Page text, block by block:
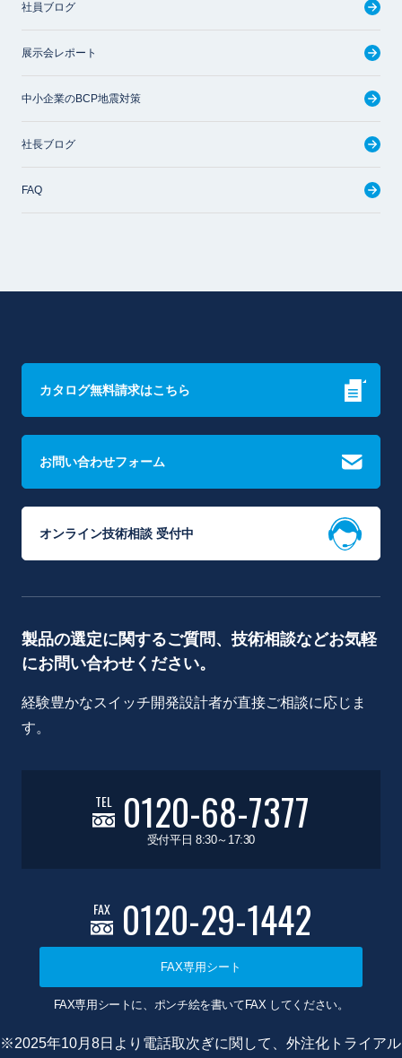
社員ブログ
展示会レポート
中小企業のBCP地震対策
社長ブログ
FAQ
カタログ無料請求はこちら
お問い合わせフォーム
オンライン技術相談 受付中
製品の選定に関するご質問、技術相談などお気軽
にお問い合わせください。
経験豊かなスイッチ開発設計者が直接ご相談に応じま
す。
TEL 0120-68-7377
受付平日 8:30～17:30
FAX 0120-29-1442
FAX専用シート
FAX専用シートに、ポンチ絵を書いてFAX してください。
※2025年10月8日より電話取次ぎに関して、外注化トライアル